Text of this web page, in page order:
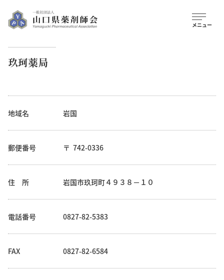
玖珂薬局
地域名 岩国
郵便番号 742-0336
住 所 岩国市玖珂町４９３８－１０
電話番号 0827-82-5383
FAX 0827-82-6584